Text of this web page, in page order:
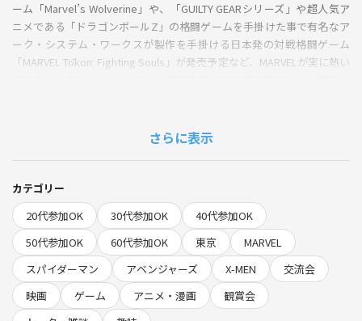
ーム「Marvel’s Wolverine」や、「GUILTY GEARシリーズ」や超人気ア
ニメである「ドラゴンボールZ」の格闘ゲームを手掛けた事で有名なア
ーク・システム・ワークスが製作を手掛ける日本発の対戦格闘ゲーム
「MARVEL Tōkon: Fighting Souls」が発売予定など、MARVELが実に熱い
2026年7月25日 土曜日
会場
IKE Biz としま産業振興プラザ 第1和室
住所 東京都豊島区西池袋2丁目37-4
参加費
1400円（一般）
さらに表示
カテゴリー
20代参加OK
30代参加OK
40代参加OK
50代参加OK
60代参加OK 東京
MARVEL
スパイダーマン
アベンジャーズ X-MEN
交流会
映画
ゲーム アニメ・漫画
観賞会